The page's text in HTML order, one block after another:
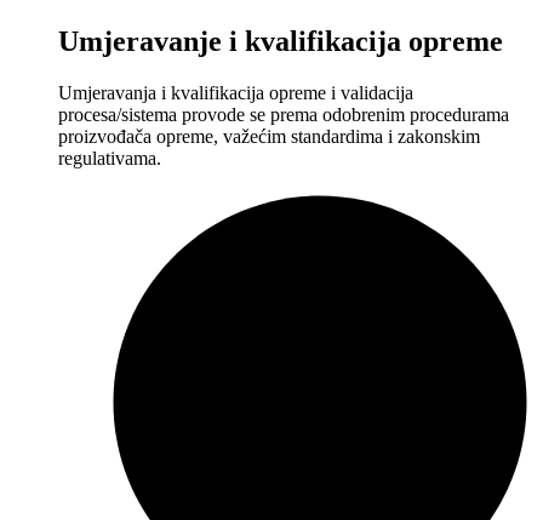
Umjeravanje i kvalifikacija opreme
Umjeravanja i kvalifikacija opreme i validacija
procesa/sistema provode se prema odobrenim procedurama
proizvođača opreme, važećim standardima i zakonskim
regulativama.